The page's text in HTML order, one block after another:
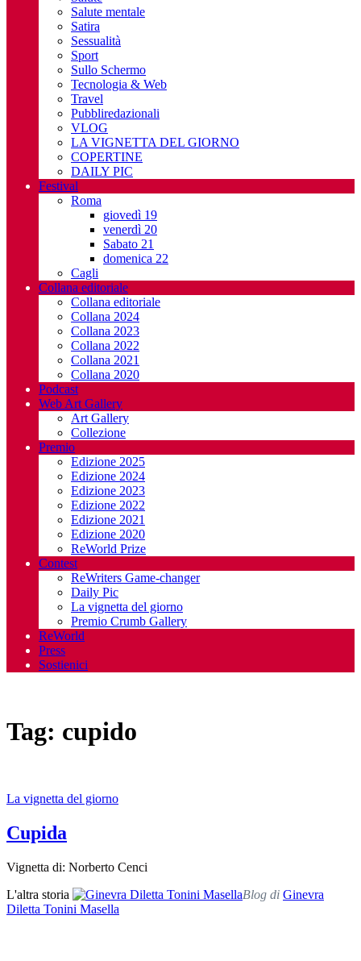
Salute mentale
Satira
Sessualità
Sport
Sullo Schermo
Tecnologia & Web
Travel
Pubbliredazionali
VLOG
LA VIGNETTA DEL GIORNO
COPERTINE
DAILY PIC
Festival
Roma
giovedì 19
venerdì 20
Sabato 21
domenica 22
Cagli
Collana editoriale
Collana editoriale
Collana 2024
Collana 2023
Collana 2022
Collana 2021
Collana 2020
Podcast
Web Art Gallery
Art Gallery
Collezione
Premio
Edizione 2025
Edizione 2024
Edizione 2023
Edizione 2022
Edizione 2021
Edizione 2020
ReWorld Prize
Contest
ReWriters Game-changer
Daily Pic
La vignetta del giorno
Premio Crumb Gallery
ReWorld
Press
Sostienici
Tag: cupido
La vignetta del giorno
Cupida
Vignetta di: Norberto Cenci
L'altra storia
Blog di Ginevra
Diletta Tonini Masella